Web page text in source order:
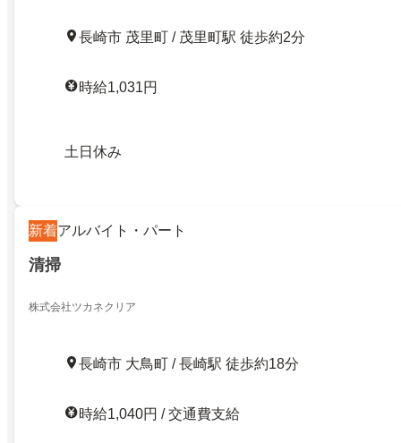
長崎市 茂里町 / 茂里町駅 徒歩約2分
時給1,031円
土日休み
新着アルバイト・パート
清掃
株式会社ツカネクリア
長崎市 大鳥町 / 長崎駅 徒歩約18分
時給1,040円 / 交通費支給